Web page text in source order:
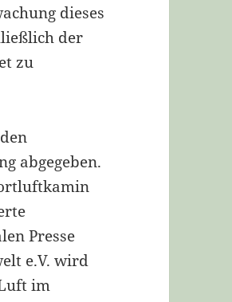
dieses
der
zu
abgegeben.
Presse
e.V. wird
im